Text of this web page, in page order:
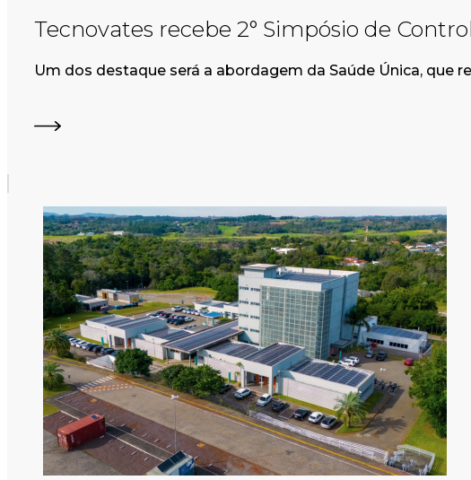
Tecnovates recebe 2° Simpósio de
Um dos destaque será a abordagem da Saúde Única, que